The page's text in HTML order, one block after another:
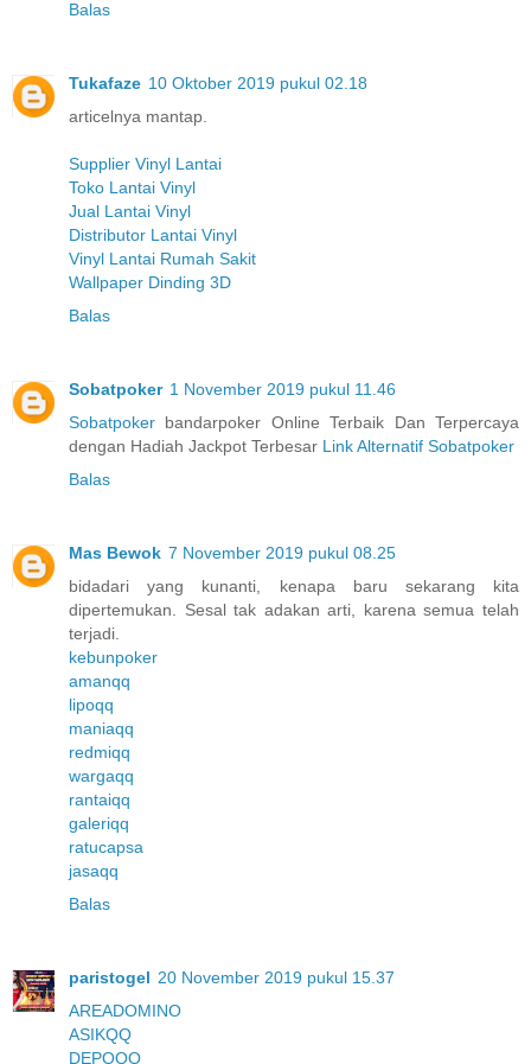
Balas
Tukafaze 10 Oktober 2019 pukul 02.18
articelnya mantap.
Supplier Vinyl Lantai
Toko Lantai Vinyl
Jual Lantai Vinyl
Distributor Lantai Vinyl
Vinyl Lantai Rumah Sakit
Wallpaper Dinding 3D
Balas
Sobatpoker 1 November 2019 pukul 11.46
Sobatpoker bandarpoker Online Terbaik Dan Terpercaya
dengan Hadiah Jackpot Terbesar Link Alternatif Sobatpoker
Balas
Mas Bewok 7 November 2019 pukul 08.25
bidadari yang kunanti, kenapa baru sekarang kita
dipertemukan. Sesal tak adakan arti, karena semua telah
terjadi.
kebunpoker
amanqq
lipoqq
maniaqq
redmiqq
wargaqq
rantaiqq
galeriqq
ratucapsa
jasaqq
Balas
paristogel 20 November 2019 pukul 15.37
AREADOMINO
ASIKQQ
DEPOQQ